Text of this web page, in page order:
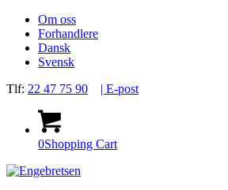
Om oss
Forhandlere
Dansk
Svensk
Tlf: 22 47 75 90 | E-post
0Shopping Cart